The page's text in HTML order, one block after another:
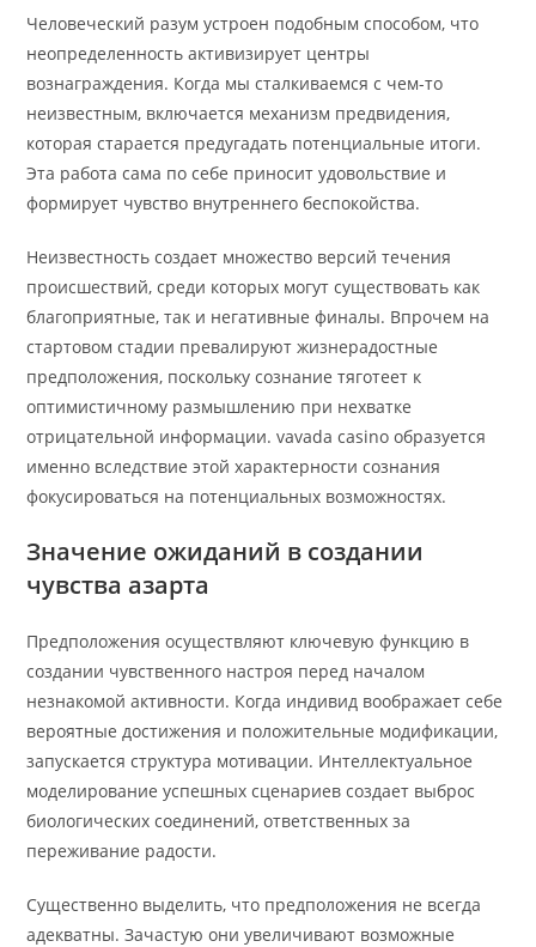
Человеческий разум устроен подобным способом, что
неопределенность активизирует центры
вознаграждения. Когда мы сталкиваемся с чем-то
неизвестным, включается механизм предвидения,
которая старается предугадать потенциальные итоги.
Эта работа сама по себе приносит удовольствие и
формирует чувство внутреннего беспокойства.
Неизвестность создает множество версий течения
происшествий, среди которых могут существовать как
благоприятные, так и негативные финалы. Впрочем на
стартовом стадии превалируют жизнерадостные
предположения, поскольку сознание тяготеет к
оптимистичному размышлению при нехватке
отрицательной информации. vavada casino образуется
именно вследствие этой характерности сознания
фокусироваться на потенциальных возможностях.
Значение ожиданий в создании
чувства азарта
Предположения осуществляют ключевую функцию в
создании чувственного настроя перед началом
незнакомой активности. Когда индивид воображает себе
вероятные достижения и положительные модификации,
запускается структура мотивации. Интеллектуальное
моделирование успешных сценариев создает выброс
биологических соединений, ответственных за
переживание радости.
Существенно выделить, что предположения не всегда
адекватны. Зачастую они увеличивают возможные